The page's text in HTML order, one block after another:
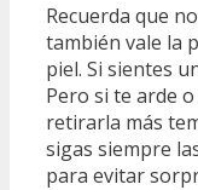
Recuerda que
también vale la
piel. Si sientes
Pero si te arde
retirarla más
sigas siempre
para evitar